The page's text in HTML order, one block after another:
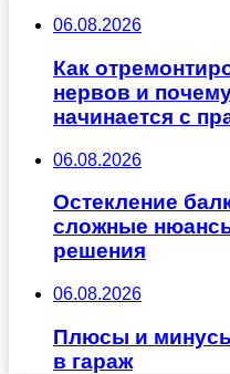
06.08.2026
Как
нервов и
начинается с
06.08.2026
Остекление
сложные
решения
06.08.2026
Плюсы и
в гараж